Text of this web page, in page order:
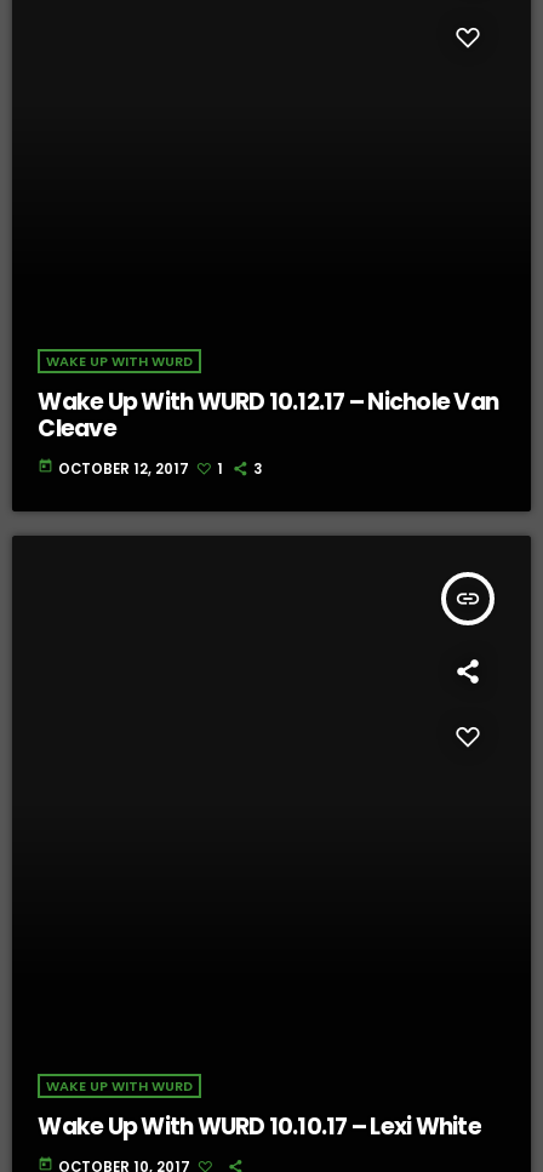
WAKE UP WITH WURD
Wake Up With WURD 10.12.17 – Nichole Van
Cleave
today OCTOBER 12, 2017 1 3
insert_link
WAKE UP WITH WURD
Wake Up With WURD 10.10.17 – Lexi White
today OCTOBER 10, 2017